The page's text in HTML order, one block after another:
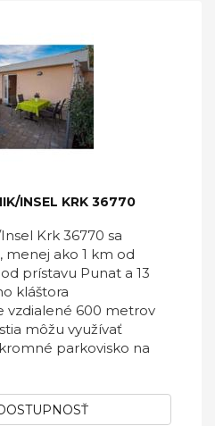
INSEL KRK 36770
Krk 36770 sa
menej ako 1 km od
prístavu Punat a 13
kláštora
vzdialené 600 metrov
môžu využívať
​​parkovisko na